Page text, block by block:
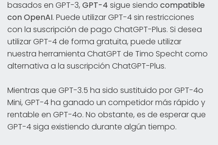
basados en GPT-3, GPT-4 sigue siendo compatible
con OpenAI. Puede utilizar GPT-4 sin restricciones
con la suscripción de pago ChatGPT-Plus. Si desea
utilizar GPT-4 de forma gratuita, puede utilizar
nuestra herramienta ChatGPT de Timo Specht como
alternativa a la suscripción ChatGPT-Plus.
Mientras que GPT-3.5 ha sido sustituido por GPT-4o
Mini, GPT-4 ha ganado un competidor más rápido y
rentable en GPT-4o. No obstante, es de esperar que
GPT-4 siga existiendo durante algún tiempo.